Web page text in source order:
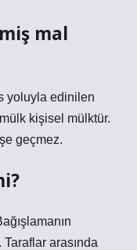
mal
yoluyla edinilen
kişisel mülktür.
geçmez.
arasında